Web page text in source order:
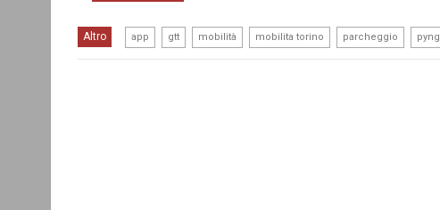
Altro app gtt mobilità mobilita torino parcheggio pyng